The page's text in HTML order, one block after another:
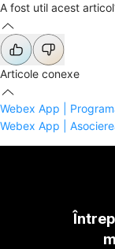
A fost util acest
Articole conexe
Webex App |
Webex App |